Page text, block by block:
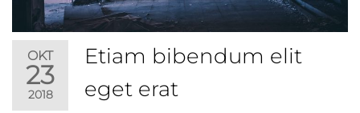
OKT
23
2018
Etiam bibendum elit
eget erat